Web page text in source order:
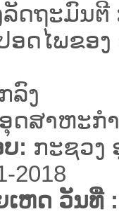
ດຖະມົນຕີ
ດໄພຂອງ
ລົງ
ດສາຫະກ
: ກະຊວງ
2018
ຫດ ວັນທີ່ :